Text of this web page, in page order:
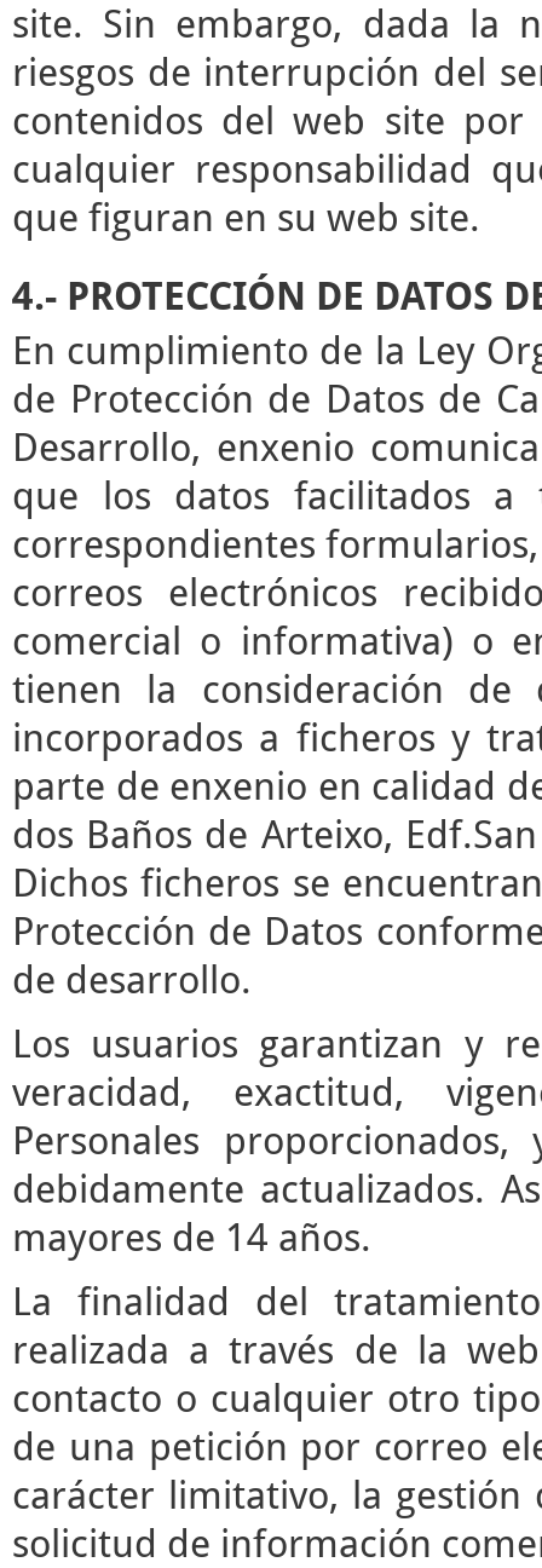
site. Sin embargo, dada la
riesgos de interrupción del
contenidos del web site por
cualquier responsabilidad
que figuran en su web site.
4.- PROTECCIÓN DE DATOS
En cumplimiento de la Ley
de Protección de Datos de
Desarrollo, enxenio
que los datos facilitados
correspondientes
correos electrónicos
comercial o informativa) o
tienen la consideración de
incorporados a ficheros y
parte de enxenio en calidad
dos Baños de Arteixo,
Dichos ficheros se
Protección de Datos
de desarrollo.
Los usuarios garantizan y
veracidad, exactitud,
Personales
debidamente actualizados.
mayores de 14 años.
La finalidad del
realizada a través de la
contacto o cualquier otro
de una petición por correo
carácter limitativo, la
solicitud de información